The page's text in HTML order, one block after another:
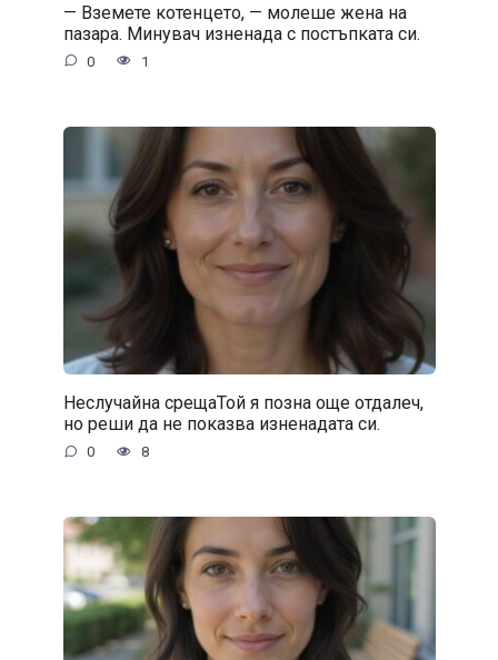
— Вземете котенцето, — молеше жена на
пазара. Минувач изненада с постъпката си.
0 1
Неслучайна срещаТой я позна още отдалеч,
но реши да не показва изненадата си.
0 8